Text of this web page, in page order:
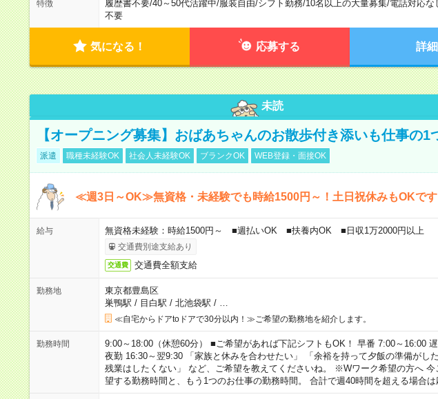
特徴 履歴書不要/40～50代活躍中/服装自由/シフト勤務/10名以上の大量募集/電話対応な
不要
気になる！ 応募する 詳
未読
【オープニング募集】おばあちゃんのお散歩付き添いも仕事の1
派遣 職種未経験OK 社会人未経験OK ブランクOK WEB登録・面接OK
≪週3日～OK≫無資格・未経験でも時給1500円～！土日祝休みもOKです
給与 無資格未経験：時給1500円～ ■週払いOK ■扶養内OK ■日収1万2000円以上
交通費別途支給あり
交通費 交通費全額支給
勤務地
東京都豊島区
巣鴨駅 / 目白駅 / 北池袋駅 /
≪自宅からドアtoドアで30分以内！≫ご希望の勤務地を紹介します。
勤務時間
9:00～18:00（休憩60分） ■ご希望があれば下記シフトもOK！ 早番 7:00～16:00
夜勤 16:30～翌9:30 「家族と休みを合わせたい」 「余裕を持って夕飯の準備がし
残業はしたくない」 など、ご希望を教えてくださいね。 ※Wワーク希望の方へ 今
望する勤務時間と、もう1つのお仕事の勤務時間。 合計で週40時間を超える場合は